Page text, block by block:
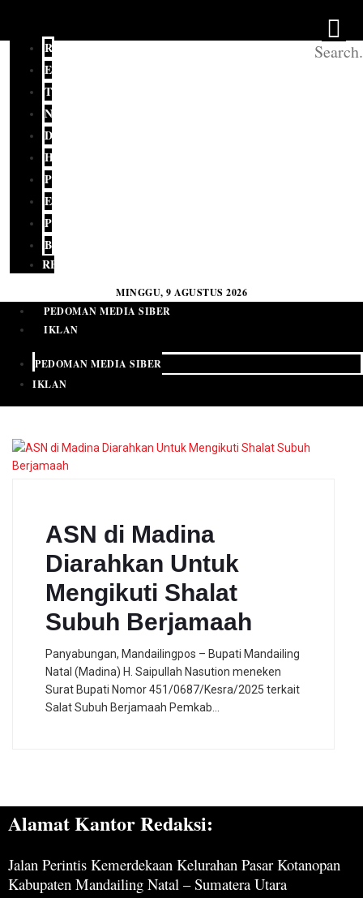
REDAKSI
EDITORIAL
TERKINI
NASIONAL
DAERAH
HUKUM
POLITIK
EKONOMI
PENDIDIKAN
BUDAYA
RELIGI
MINGGU, 9 AGUSTUS 2026
PEDOMAN MEDIA SIBER
IKLAN
PEDOMAN MEDIA SIBER
IKLAN
ASN di Madina
Diarahkan Untuk
Mengikuti Shalat
Subuh Berjamaah
Panyabungan, Mandailingpos – Bupati Mandailing
Natal (Madina) H. Saipullah Nasution meneken
Surat Bupati Nomor 451/0687/Kesra/2025 terkait
Salat Subuh Berjamaah Pemkab…
Alamat Kantor Redaksi:
Jalan Perintis Kemerdekaan Kelurahan Pasar Kotanopan
Kabupaten Mandailing Natal – Sumatera Utara